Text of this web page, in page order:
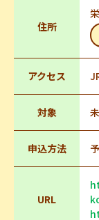
住所
アクセス
対象
申込方法
URL